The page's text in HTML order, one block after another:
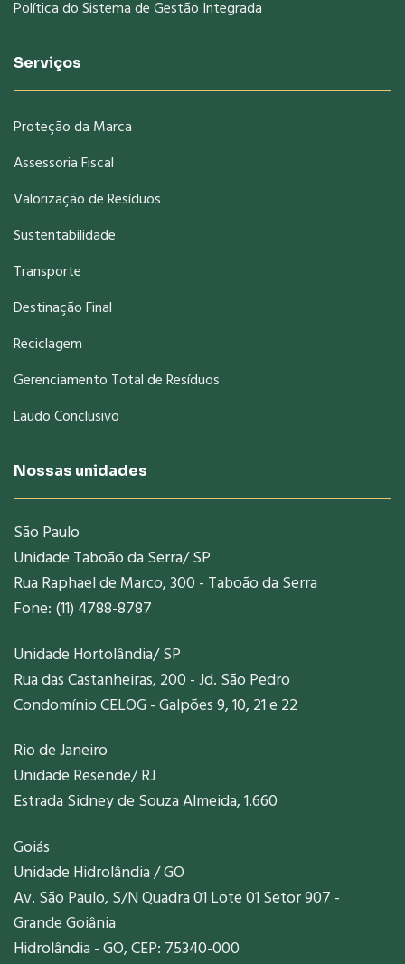
Política do Sistema de Gestão Integrada
Serviços
Proteção da Marca
Assessoria Fiscal
Valorização de Resíduos
Sustentabilidade
Transporte
Destinação Final
Reciclagem
Gerenciamento Total de Resíduos
Laudo Conclusivo
Nossas unidades
São Paulo
Unidade Taboão da Serra/ SP
Rua Raphael de Marco, 300 - Taboão da Serra
Fone: (11) 4788-8787
Unidade Hortolândia/ SP
Rua das Castanheiras, 200 - Jd. São Pedro
Condomínio CELOG - Galpões 9, 10, 21 e 22
Rio de Janeiro
Unidade Resende/ RJ
Estrada Sidney de Souza Almeida, 1.660
Goiás
Unidade Hidrolândia / GO
Av. São Paulo, S/N Quadra 01 Lote 01 Setor 907 -
Grande Goiânia
Hidrolândia - GO, CEP: 75340-000